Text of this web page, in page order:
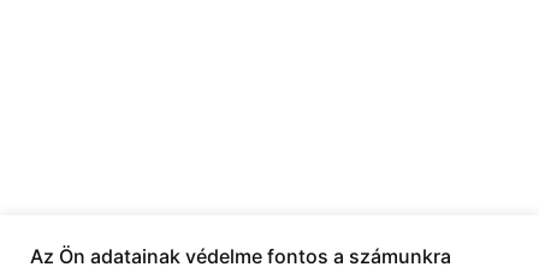
Az Ön adatainak védelme fontos a számunkra